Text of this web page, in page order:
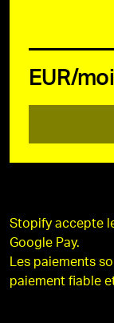
EUR/
Stopify accepte
Google Pay.
Les paiements
paiement fiable